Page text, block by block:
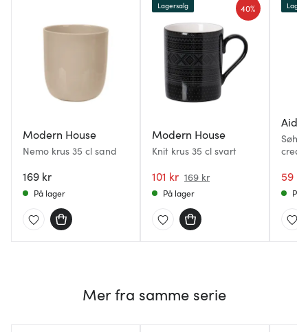
Modern House
Nemo krus 35 cl sand
169 kr
På lager
Modern House
Knit krus 35 cl svart
101 kr 169 kr
40%
Lagersalg
På lager
Aida
59 kr
På
Mer fra samme serie